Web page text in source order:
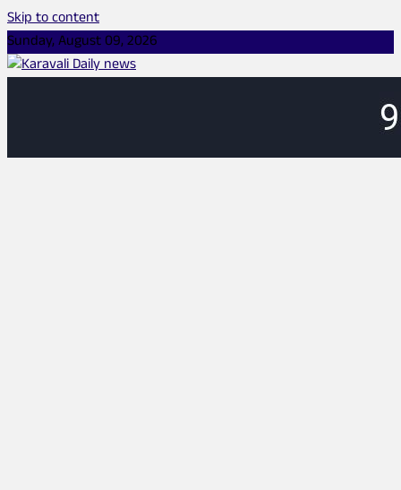
Skip to content
Sunday, August 09, 2026